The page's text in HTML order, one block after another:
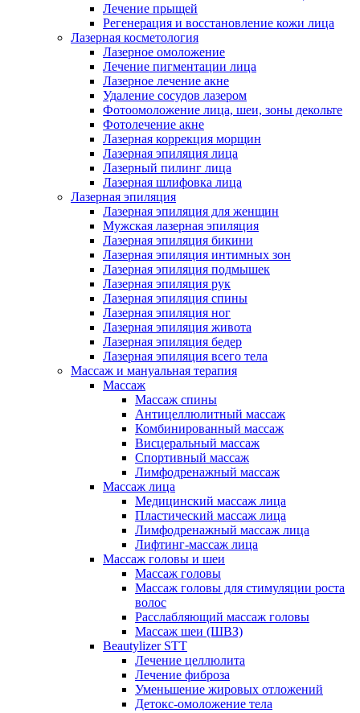
Лечение прыщей
Регенерация и восстановление кожи лица
Лазерная косметология
Лазерное омоложение
Лечение пигментации лица
Лазерное лечение акне
Удаление сосудов лазером
Фотоомоложение лица, шеи, зоны декольте
Фотолечение акне
Лазерная коррекция морщин
Лазерная эпиляция лица
Лазерный пилинг лица
Лазерная шлифовка лица
Лазерная эпиляция
Лазерная эпиляция для женщин
Мужская лазерная эпиляция
Лазерная эпиляция бикини
Лазерная эпиляция интимных зон
Лазерная эпиляция подмышек
Лазерная эпиляция рук
Лазерная эпиляция спины
Лазерная эпиляция ног
Лазерная эпиляция живота
Лазерная эпиляция бедер
Лазерная эпиляция всего тела
Массаж и мануальная терапия
Массаж
Массаж спины
Антицеллюлитный массаж
Комбинированный массаж
Висцеральный массаж
Спортивный массаж
Лимфодренажный массаж
Массаж лица
Медицинский массаж лица
Пластический массаж лица
Лимфодренажный массаж лица
Лифтинг-массаж лица
Массаж головы и шеи
Массаж головы
Массаж головы для стимуляции роста
волос
Расслабляющий массаж головы
Массаж шеи (ШВЗ)
Beautylizer STT
Лечение целлюлита
Лечение фиброза
Уменьшение жировых отложений
Детокс-омоложение тела